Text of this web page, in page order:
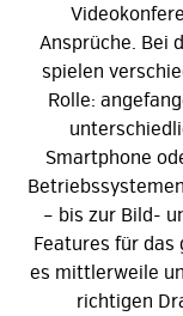
Ansprüche. Bei
spielen
Rolle:
Smartphone
– bis zur Bild-
Features für
es mittlerweile
richtigen